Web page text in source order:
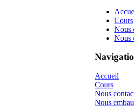
Cours
Nous
Nous
Accueil
Cours
Nous
Nous